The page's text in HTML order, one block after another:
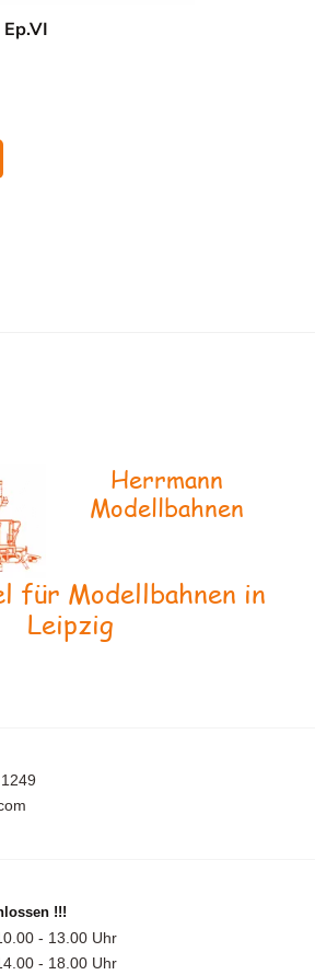
Herrmann
Modellbahnen
für Modellbahnen in
Leipzig
!!!
- 13.00 Uhr
- 18.00 Uhr